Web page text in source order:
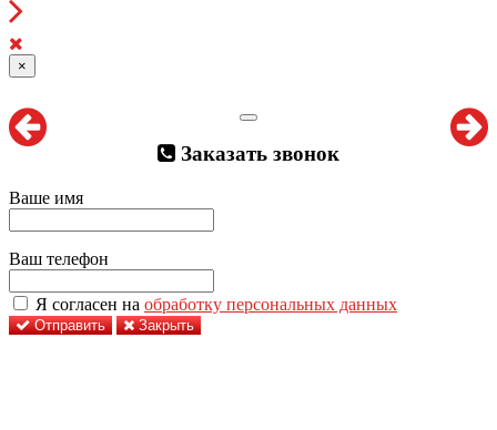
×
Заказать звонок
Ваше имя
Ваш телефон
Я согласен на обработку персональных данных
Отправить Закрыть